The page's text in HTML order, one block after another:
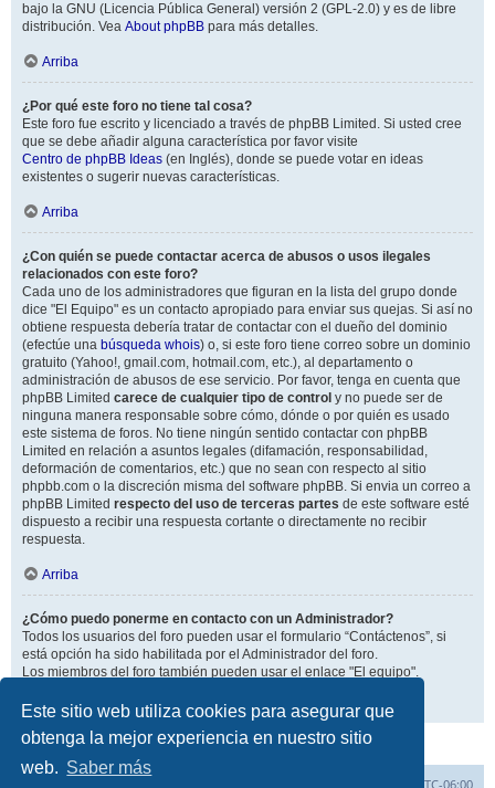
Este sitio web utiliza cookies para asegurar que
obtenga la mejor experiencia en nuestro sitio
web. Saber más
bajo la GNU (Licencia Pública General) versión 2 (GPL-2.0) y es de libre
distribución. Vea About phpBB para más detalles.
Arriba
¿Por qué este foro no tiene tal cosa?
Este foro fue escrito y licenciado a través de phpBB Limited. Si usted cree
que se debe añadir alguna característica por favor visite
Centro de phpBB Ideas (en Inglés), donde se puede votar en ideas
existentes o sugerir nuevas características.
Arriba
¿Con quién se puede contactar acerca de abusos o usos ilegales
relacionados con este foro?
Cada uno de los administradores que figuran en la lista del grupo donde
dice "El Equipo" es un contacto apropiado para enviar sus quejas. Si así no
obtiene respuesta debería tratar de contactar con el dueño del dominio
(efectúe una búsqueda whois) o, si este foro tiene correo sobre un dominio
gratuito (Yahoo!, gmail.com, hotmail.com, etc.), al departamento o
administración de abusos de ese servicio. Por favor, tenga en cuenta que
phpBB Limited carece de cualquier tipo de control y no puede ser de
ninguna manera responsable sobre cómo, dónde o por quién es usado
este sistema de foros. No tiene ningún sentido contactar con phpBB
Limited en relación a asuntos legales (difamación, responsabilidad,
deformación de comentarios, etc.) que no sean con respecto al sitio
phpbb.com o la discreción misma del software phpBB. Si envia un correo a
phpBB Limited respecto del uso de terceras partes de este software esté
dispuesto a recibir una respuesta cortante o directamente no recibir
respuesta.
Arriba
¿Cómo puedo ponerme en contacto con un Administrador?
Todos los usuarios del foro pueden usar el formulario “Contáctenos”, si
está opción ha sido habilitada por el Administrador del foro.
Los miembros del foro también pueden usar el enlace "El equipo".
Arriba
UTC-06:00